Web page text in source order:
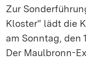
Zur
Kloster“ lädt die
am Sonntag, den
Der Maulbronn-